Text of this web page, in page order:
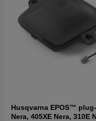
Husqvarna EPOS™
Nera, 405XE Nera, 310E